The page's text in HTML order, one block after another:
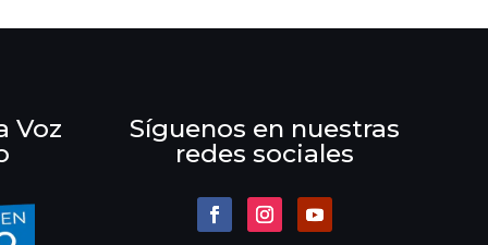
Voz
Síguenos en nuestras
redes sociales